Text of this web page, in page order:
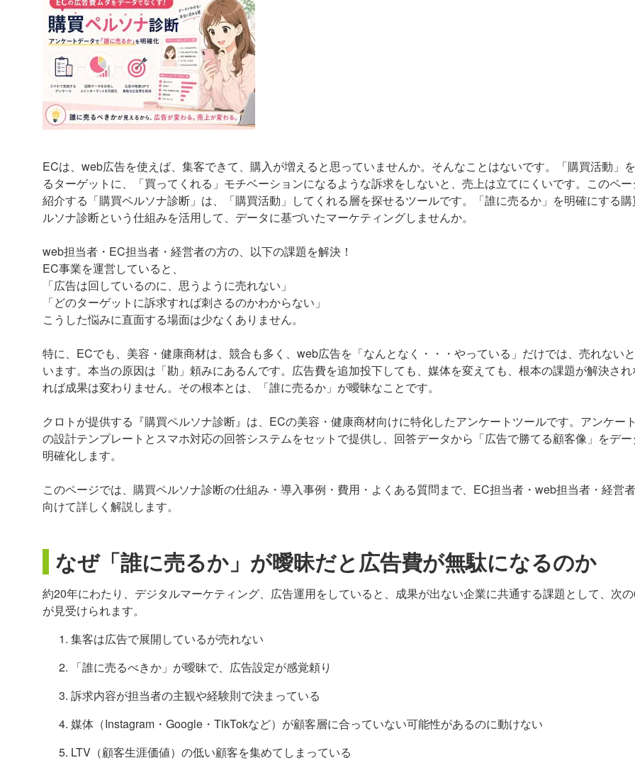
ECは、web広告を使えば、集客できて、購入が増えると思っていませんか。そんなことはないです。「購買活動」
るターゲットに、「買ってくれる」モチベーションになるような訴求をしないと、売上は立てにくいです。このペ
紹介する「購買ペルソナ診断」は、「購買活動」してくれる層を探せるツールです。「誰に売るか」を明確にする
ルソナ診断という仕組みを活用して、データに基づいたマーケティングしませんか。
web担当者・EC担当者・経営者の方の、以下の課題を解決！
EC事業を運営していると、
「広告は回しているのに、思うように売れない」
「どのターゲットに訴求すれば刺さるのかわからない」
こうした悩みに直面する場面は少なくありません。
特に、ECでも、美容・健康商材は、競合も多く、web広告を「なんとなく・・・やっている」だけでは、売れない
います。本当の原因は「勘」頼みにあるんです。広告費を追加投下しても、媒体を変えても、根本の課題が解決され
れば成果は変わりません。その根本とは、「誰に売るか」が曖昧なことです。
クロトが提供する『購買ペルソナ診断』は、ECの美容・健康商材向けに特化したアンケートツールです。アンケー
の設計テンプレートとスマホ対応の回答システムをセットで提供し、回答データから「広告で勝てる顧客像」をデ
明確化します。
このページでは、購買ペルソナ診断の仕組み・導入事例・費用・よくある質問まで、EC担当者・web担当者・経営
向けて詳しく解説します。
なぜ「誰に売るか」が曖昧だと広告費が無駄になるのか
約20年にわたり、デジタルマーケティング、広告運用をしていると、成果が出ない企業に共通する課題として、次
が見受けられます。
集客は広告で展開しているが売れない
「誰に売るべきか」が曖昧で、広告設定が感覚頼り
訴求内容が担当者の主観や経験則で決まっている
媒体（Instagram・Google・TikTokなど）が顧客層に合っていない可能性があるのに動けない
LTV（顧客生涯価値）の低い顧客を集めてしまっている